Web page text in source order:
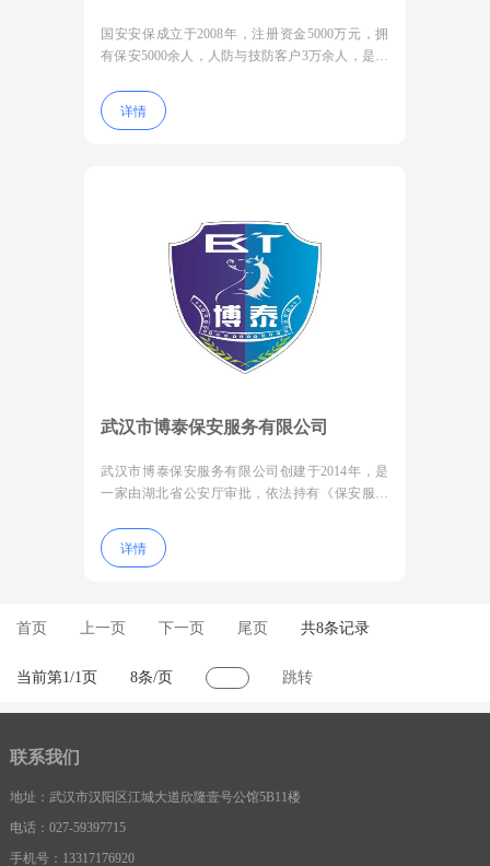
国安安保成立于2008年，注册资金5000万元，拥
有保安5000余人，人防与技防客户3万余人，是一
综合安保企业。
详情
武汉市博泰保安服务有限公司
武汉市博泰保安服务有限公司创建于2014年，是
一家由湖北省公安厅审批，依法持有《保安服务
巡逻、守护、安全检查、区域秩序维护、安全技
术防范、安防培训、物业管理等服务业务。公司
室等配套场所，各种护卫装备和安全检查设施一
详情
首页 上一页 下一页 尾页 共8条记录
当前第1/1页 8条/页 跳转
联系我们
地址：武汉市汉阳区江城大道欣隆壹号公馆5B11楼
电话：027-59397715
手机号：13317176920